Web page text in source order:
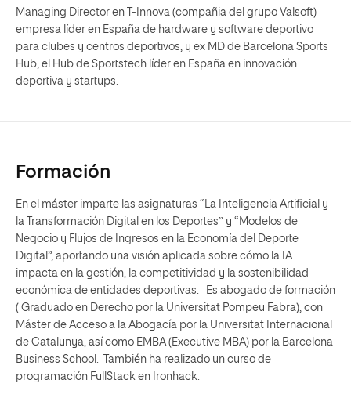
Managing Director en T-Innova (compañia del grupo Valsoft)
empresa líder en España de hardware y software deportivo
para clubes y centros deportivos, y ex MD de Barcelona Sports
Hub, el Hub de Sportstech líder en España en innovación
deportiva y startups.
Formación
En el máster imparte las asignaturas “La Inteligencia Artificial y
la Transformación Digital en los Deportes” y “Modelos de
Negocio y Flujos de Ingresos en la Economía del Deporte
Digital”, aportando una visión aplicada sobre cómo la IA
impacta en la gestión, la competitividad y la sostenibilidad
económica de entidades deportivas. Es abogado de formación
( Graduado en Derecho por la Universitat Pompeu Fabra), con
Máster de Acceso a la Abogacía por la Universitat Internacional
de Catalunya, así como EMBA (Executive MBA) por la Barcelona
Business School. También ha realizado un curso de
programación FullStack en Ironhack.